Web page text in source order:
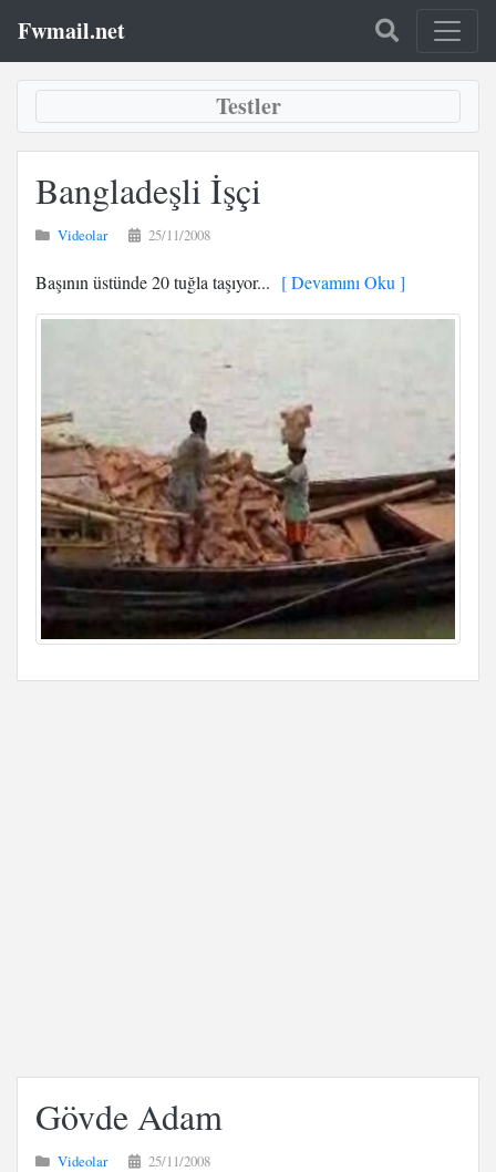
Fwmail.net
Testler
Bangladeşli İşçi
Videolar 25/11/2008
Başının üstünde 20 tuğla taşıyor... [ Devamını Oku ]
Gövde Adam
Videolar 25/11/2008